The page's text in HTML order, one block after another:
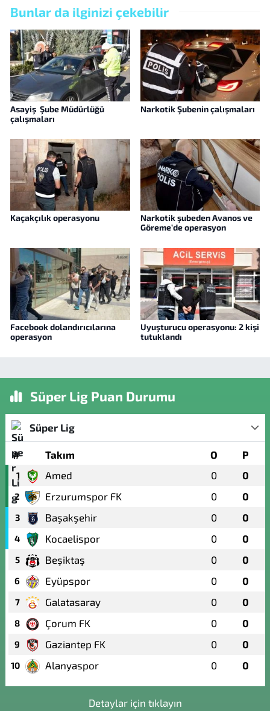
Bunlar da ilginizi çekebilir
Asayiş Şube Müdürlüğü
çalışmaları
Narkotik Şubenin çalışmaları
Kaçakçılık operasyonu
Narkotik şubeden Avanos ve
Göreme’de operasyon
Facebook dolandırıcılarına
operasyon
Uyuşturucu operasyonu: 2 kişi
tutuklandı
Süper Lig Puan Durumu
Süper Lig
# Takım O P
1 Amed 0 0
2 Erzurumspor FK 0 0
3 Başakşehir 0 0
4 Kocaelispor 0 0
5 Beşiktaş 0 0
6 Eyüpspor 0 0
7 Galatasaray 0 0
8 Çorum FK 0 0
9 Gaziantep FK 0 0
10 Alanyaspor 0 0
Detaylar için tıklayın